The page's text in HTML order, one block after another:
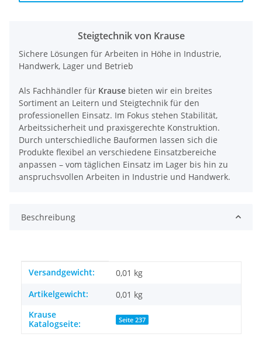
Steigtechnik von Krause
Sichere Lösungen für Arbeiten in Höhe in Industrie,
Handwerk, Lager und Betrieb
Als Fachhändler für Krause bieten wir ein breites
Sortiment an Leitern und Steigtechnik für den
professionellen Einsatz. Im Fokus stehen Stabilität,
Arbeitssicherheit und praxisgerechte Konstruktion.
Durch unterschiedliche Bauformen lassen sich die
Produkte flexibel an verschiedene Einsatzbereiche
anpassen – vom täglichen Einsatz im Lager bis hin zu
anspruchsvollen Arbeiten in Industrie und Handwerk.
Beschreibung
Produkteigenschaft
Wert
Versandgewicht:
0,01 kg
Artikelgewicht:
0,01 kg
Krause
Katalogseite:
Seite 237